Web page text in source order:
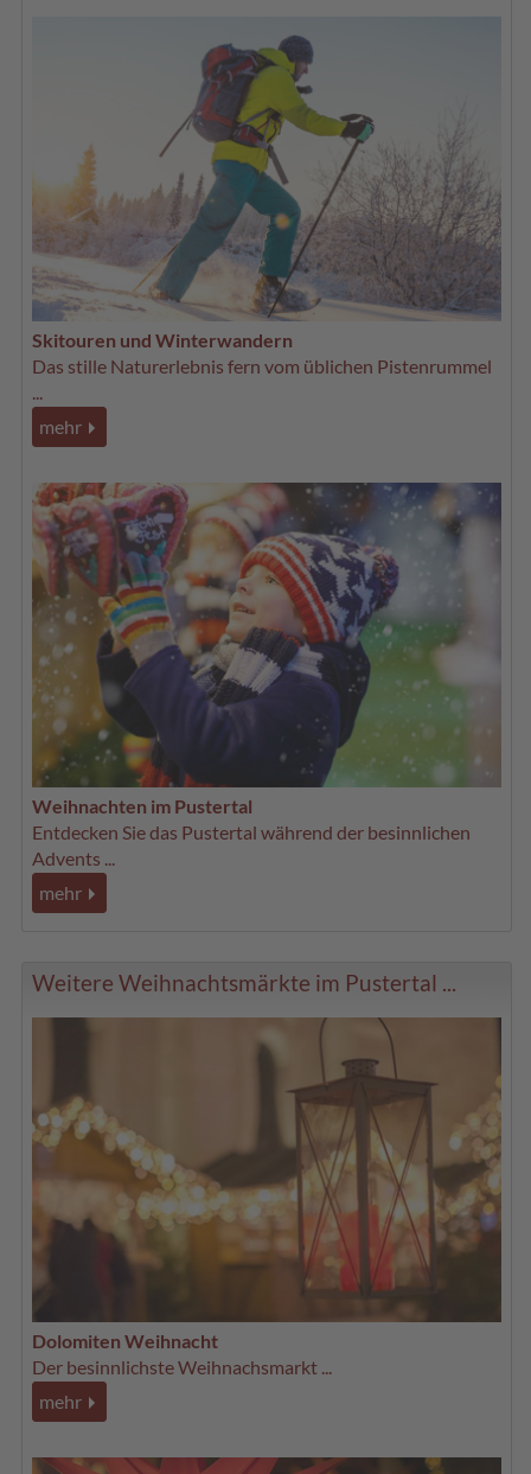
Skitouren und Winterwandern
Das stille Naturerlebnis fern vom üblichen Pistenrummel
...
mehr
Weihnachten im Pustertal
Entdecken Sie das Pustertal während der besinnlichen
Advents ...
mehr
Weitere Weihnachtsmärkte im Pustertal ...
Dolomiten Weihnacht
Der besinnlichste Weihnachsmarkt ...
mehr